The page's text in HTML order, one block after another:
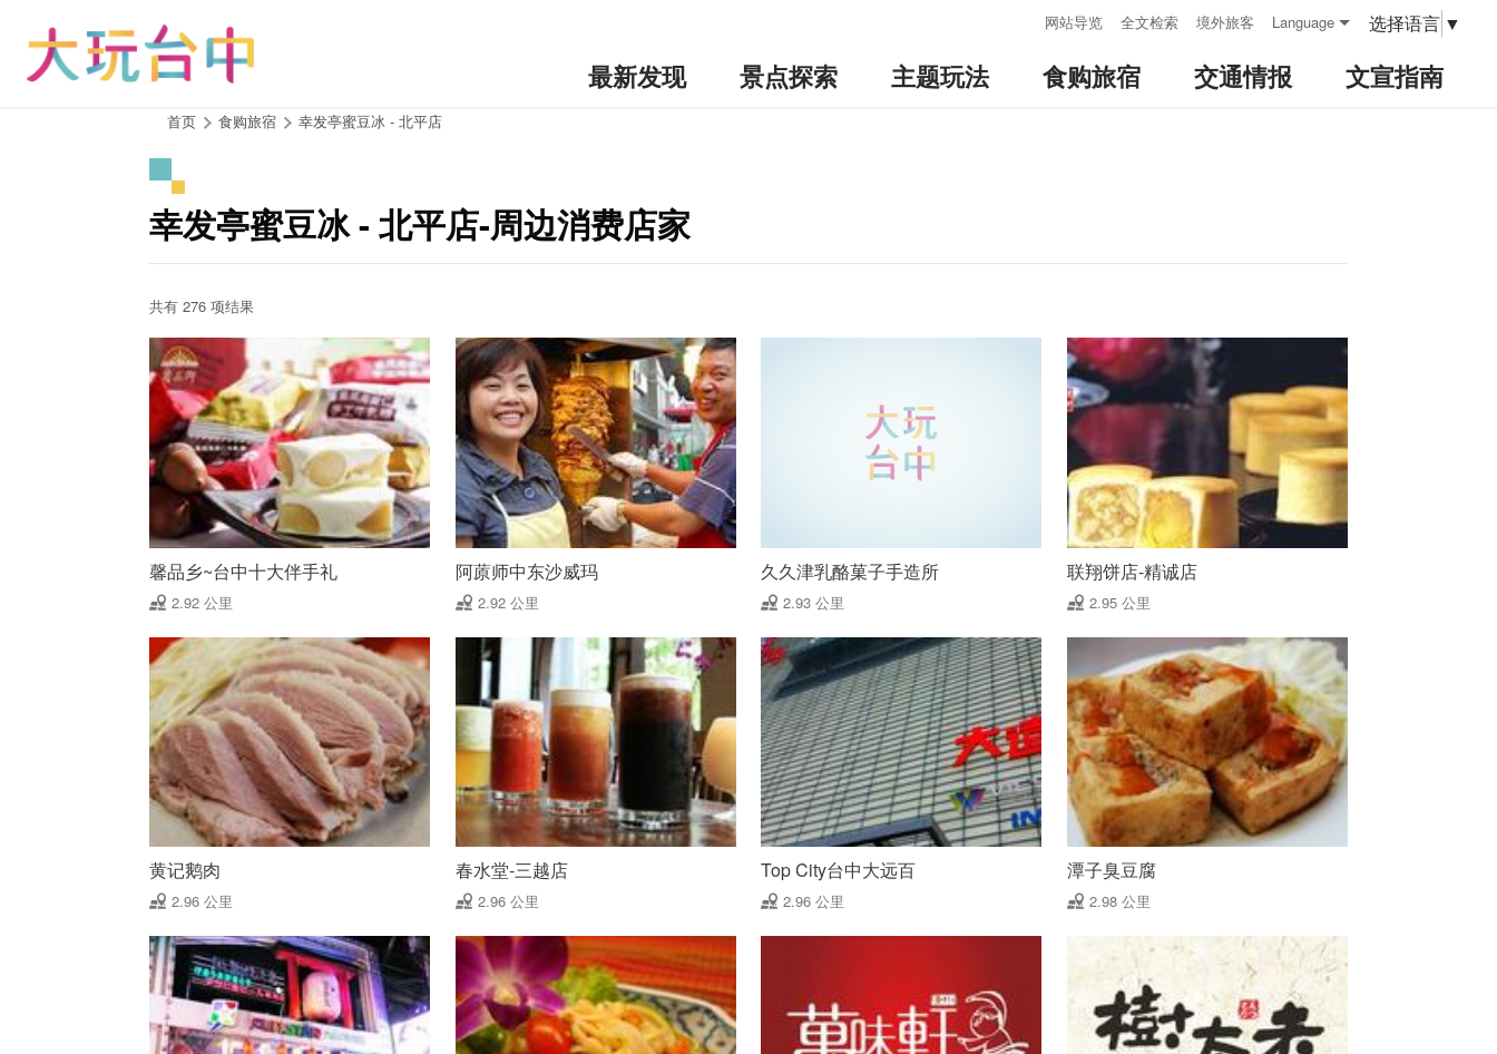
网站导览 全文检索 境外旅客 Language 选择语言 ▼
最新发现 景点探索 主题玩法 食购旅宿 交通情报 文宣指南
首页 食购旅宿 幸发亭蜜豆冰 - 北平店
幸发亭蜜豆冰 - 北平店-周边消费店家
共有 276 项结果
馨品乡~台中十大伴手礼
2.92 公里
阿蒝师中东沙威玛
2.92 公里
久久津乳酪菓子手造所
2.93 公里
联翔饼店-精诚店
2.95 公里
黄记鹅肉
2.96 公里
春水堂-三越店
2.96 公里
Top City台中大远百
2.96 公里
潭子臭豆腐
2.98 公里